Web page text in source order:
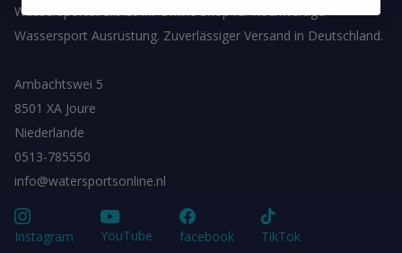
Wassersportdirekt ist Ihr Online Shop für hochwertige
Wassersport Ausrüstung. Zuverlässiger Versand in Deutschland.
Ambachtswei 5
8501 XA Joure
Niederlande
0513-785550
info@watersportsonline.nl
Instagram YouTube facebook TikTok